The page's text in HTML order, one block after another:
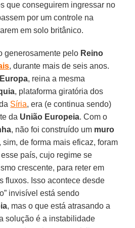
que conseguirem ingressar no
por um controle na
em solo britânico.
generosamente pelo Reino
, durante mais de seis anos.
Europa, reina a mesma
, plataforma giratória dos
Síria, era (e continua sendo)
da União Europeia. Com o
, não foi construído um muro
sim, de forma mais eficaz, foram
país, cujo regime se
crescente, para reter em
fluxos. Isso acontece desde
invisível está sendo
, mas o que está atrasando a
solução é a instabilidade